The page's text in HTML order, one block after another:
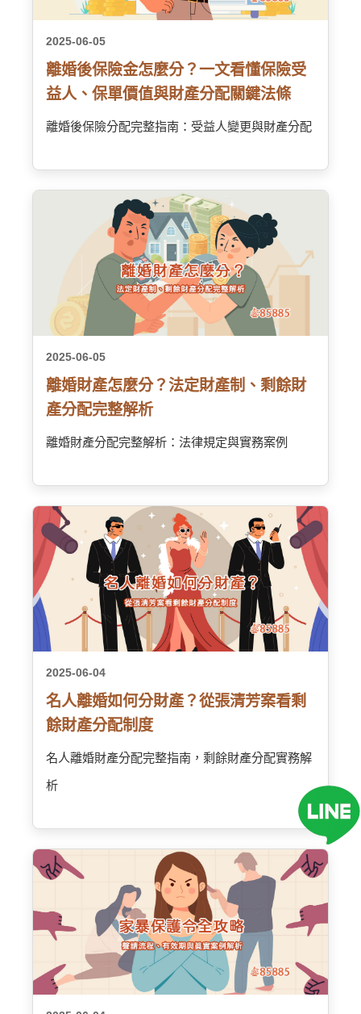
2025-06-05
離婚後保險金怎麼分？一文看懂保險受
益人、保單價值與財產分配關鍵法條
離婚後保險分配完整指南：受益人變更與財產分配
2025-06-05
離婚財產怎麼分？法定財產制、剩餘財
產分配完整解析
離婚財產分配完整解析：法律規定與實務案例
2025-06-04
名人離婚如何分財產？從張清芳案看剩
餘財產分配制度
名人離婚財產分配完整指南，剩餘財產分配實務解
析